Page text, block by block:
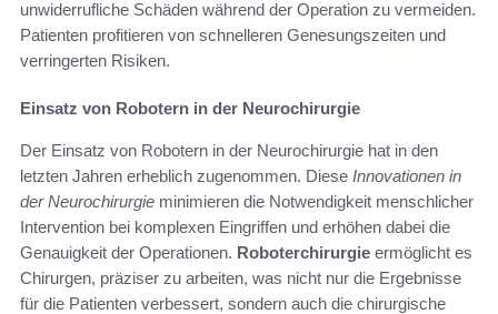
unwiderrufliche Schäden während der Operation zu vermeiden.
Patienten profitieren von schnelleren Genesungszeiten und
verringerten Risiken.
Einsatz von Robotern in der Neurochirurgie
Der Einsatz von Robotern in der Neurochirurgie hat in den
letzten Jahren erheblich zugenommen. Diese Innovationen in
der Neurochirurgie minimieren die Notwendigkeit menschlicher
Intervention bei komplexen Eingriffen und erhöhen dabei die
Genauigkeit der Operationen. Roboterchirurgie ermöglicht es
Chirurgen, präziser zu arbeiten, was nicht nur die Ergebnisse
für die Patienten verbessert, sondern auch die chirurgische